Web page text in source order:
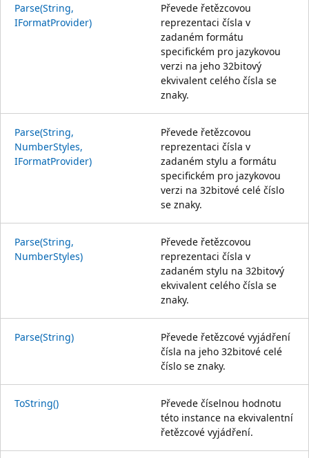
Parse(String,
IFormatProvider)
Převede řetězcovou
reprezentaci čísla v
zadaném formátu
specifickém pro jazykovou
verzi na jeho 32bitový
ekvivalent celého čísla se
znaky.
Parse(String,
NumberStyles,
IFormatProvider)
Převede řetězcovou
reprezentaci čísla v
zadaném stylu a formátu
specifickém pro jazykovou
verzi na 32bitové celé číslo
se znaky.
Parse(String,
NumberStyles)
Převede řetězcovou
reprezentaci čísla v
zadaném stylu na 32bitový
ekvivalent celého čísla se
znaky.
Parse(String)
Převede řetězcové vyjádření
čísla na jeho 32bitové celé
číslo se znaky.
ToString()
Převede číselnou hodnotu
této instance na ekvivalentní
řetězcové vyjádření.